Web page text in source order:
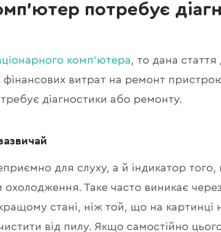
потребує
комп'ютера, то дана
фінансових витрат на ремонт
діагностики або ремонту.
для слуху, а й індикатор
Таке часто виникає
стані, ніж той, що на картинці
від пилу. Якщо самостійно